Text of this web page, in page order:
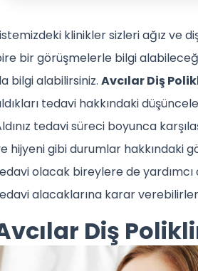
klinikler sizleri ağız ve
bir görüşmelerle bilgi
bilgi alabilirsiniz. Avcılar Diş
tedavi hakkındaki
tedavi süreci boyunca
hijyeni gibi durumlar hakkındaki
olacak bireylere de
alacaklarına karar
Diş